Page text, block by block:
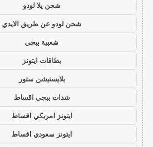
شحن يلا لودو
شحن لودو عن طريق الايدي
شعبية ببجي
بطاقات ايتونز
بلايستيشن ستور
شدات ببجي اقساط
ايتونز امريكي اقساط
ايتونز سعودي اقساط